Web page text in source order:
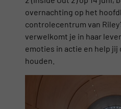
overnachting op het
controlecentrum van
verwelkomt je in haar
emoties in actie en help
houden.